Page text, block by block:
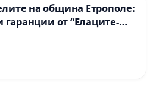
на община Етрополе:
гаранции от “Елаците-
че ще се изпълнят
норми!